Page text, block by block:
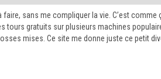
sans me compliquer la vie. C’est comme
tours gratuits sur plusieurs machines
mises. Ce site me donne juste ce petit